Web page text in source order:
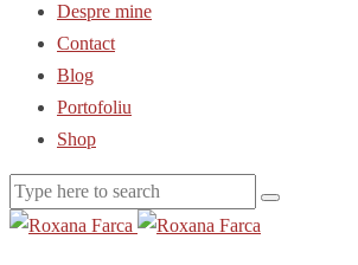
Despre mine
Contact
Blog
Portofoliu
Shop